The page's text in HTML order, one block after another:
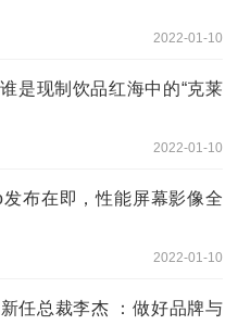
2022-01-10
是现制饮品红海中的“克莱
2022-01-10
布在即，性能屏幕影像全
2022-01-10
任总裁李杰 ：做好品牌与